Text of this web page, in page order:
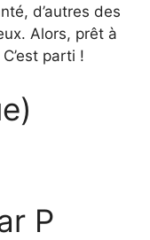
d’autres des
Alors, prêt à
parti !
P